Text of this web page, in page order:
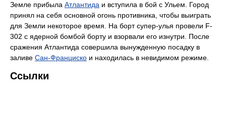
Земле прибыла Атлантида и вступила в бой с Ульем. Город
принял на себя основной огонь противника, чтобы выиграть
для Земли некоторое время. На борт супер-улья провели F-
302 с ядерной бомбой борту и взорвали его изнутри. После
сражения Атлантида совершила вынужденную посадку в
заливе Сан-Франциско и находилась в невидимом режиме.
Ссылки